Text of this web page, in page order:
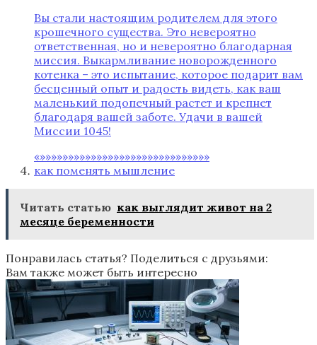
Вы стали настоящим родителем для этого
крошечного существа. Это невероятно
ответственная, но и невероятно благодарная
миссия. Выкармливание новорожденного
котенка – это испытание, которое подарит вам
бесценный опыт и радость видеть, как ваш
маленький подопечный растет и крепнет
благодаря вашей заботе. Удачи в вашей
Миссии 1045!
«»»»»»»»»»»»»»»»»»»»»»»»»»»»»»»
как поменять мышление
Читать статью как выглядит живот на 2
месяце беременности
Понравилась статья? Поделиться с друзьями:
Вам также может быть интересно